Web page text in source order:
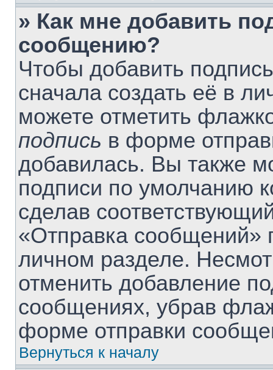
» Как мне добавить
сообщению?
Чтобы добавить
сначала создать её в
можете отметить
подпись в форме
добавилась. Вы также
подписи по умолчанию
сделав
«Отправка сообщений»
личном разделе.
отменить добавление
сообщениях, убрав
форме отправки
Вернуться к началу